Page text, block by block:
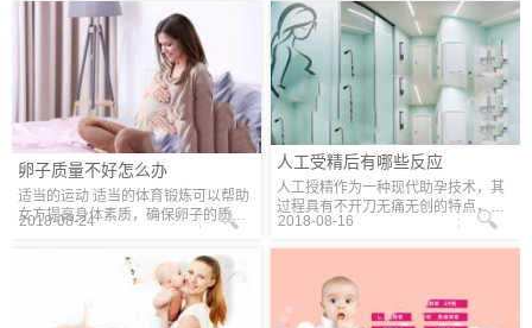
严重都不会轻易出现流产和停育状
况，因此在进入稳定期的前三个月，
卵子质量不好怎么办
适当的运动 适当的体育锻炼可以帮助
女方提高身体素质，确保卵子的质
量。因此，韵心提醒对于任何一个计
划怀孕的女士而言，应该进行一段时
期有规律的运动后再怀孕。 例如，
2018-08-24
人工受精后有哪些反应
人工授精作为一种现代助孕技术，其
过程具有不开刀无痛无创的特点，一
般来说，人工授精后的代妈通常不会
有什么异常的反应，部分患者可能会
2018-08-16